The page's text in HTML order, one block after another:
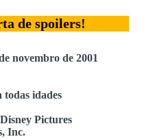
de spoilers!
novembro de 2001
idades
Pictures
Inc.